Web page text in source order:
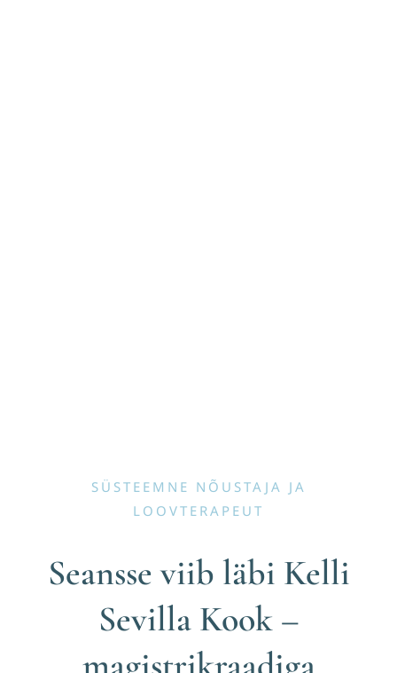
SÜSTEEMNE NÕUSTAJA JA
LOOVTERAPEUT
Seansse viib läbi Kelli
Sevilla Kook–